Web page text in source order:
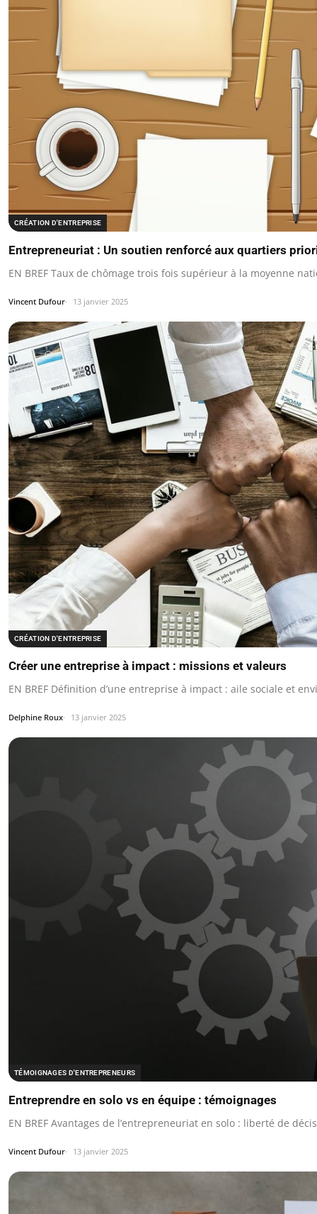
CRÉATION D'ENTREPRISE
Entrepreneuriat : Un soutien renforcé aux quartiers
EN BREF Taux de chômage trois fois supérieur à la moyenne
Vincent Dufour 13 janvier 2025
CRÉATION D'ENTREPRISE
Créer une entreprise à impact : missions et valeurs
EN BREF Définition d’une entreprise à impact : aile sociale et
Delphine Roux 13 janvier 2025
TÉMOIGNAGES D'ENTREPRENEURS
Entreprendre en solo vs en équipe : témoignages
EN BREF Avantages de l’entrepreneuriat en solo : liberté de
Vincent Dufour 13 janvier 2025